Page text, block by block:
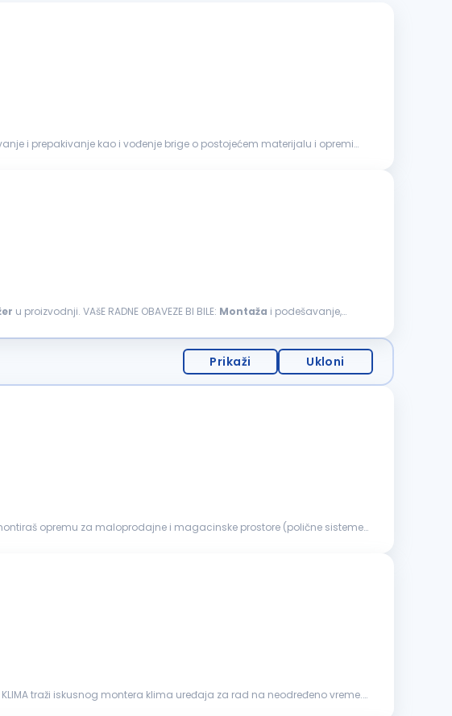
i prepakivanje kao i vođenje brige o postojećem materijalu i opremi
u proizvodnji. VAšE RADNE OBAVEZE BI BILE: Montaža i podešavanje,
Prikaži Ukloni
KLIMA traži iskusnog montera klima uređaja za rad na neodređeno vreme.